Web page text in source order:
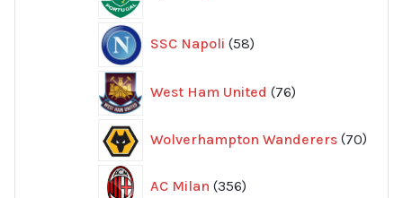
SSC Napoli 58
produkter
West Ham United 76
produkter
Wolverhampton Wanderers 70
AC Milan 356